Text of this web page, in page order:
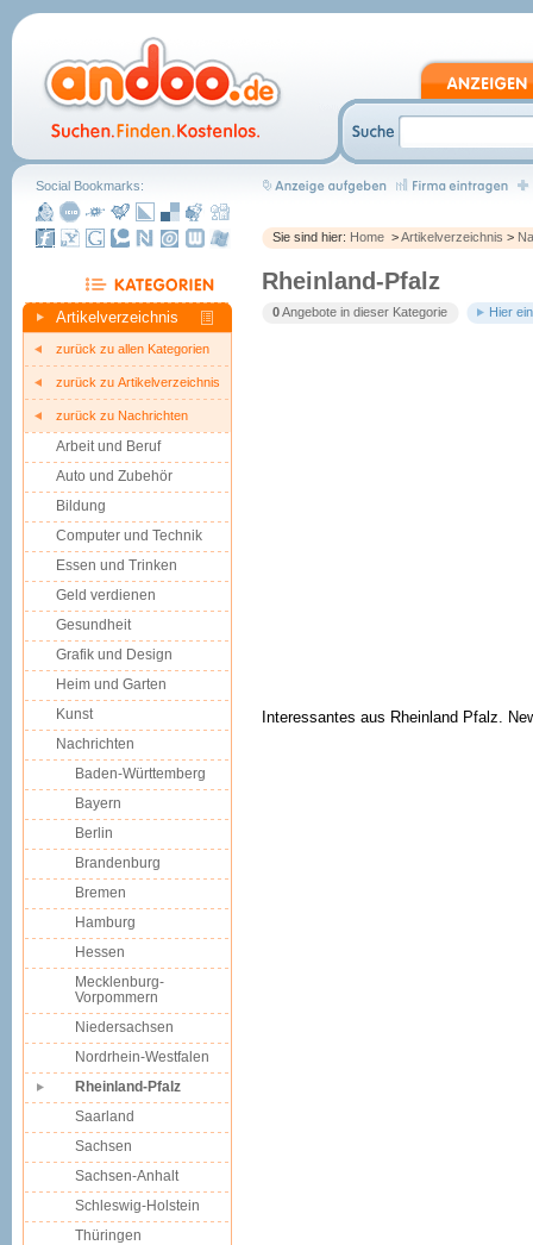
Sie sind hier: Home >Artikelverzeichnis >
Rheinland-Pfalz
0Angebote in dieser Kategorie Hier
Interessantes aus Rheinland Pfalz.
Social Bookmarks:
Artikelverzeichnis
zurück zu allen Kategorien
zurück zu Artikelverzeichnis
zurück zu Nachrichten
Arbeit und Beruf
Auto und Zubehör
Bildung
Computer und Technik
Essen und Trinken
Geld verdienen
Gesundheit
Grafik und Design
Heim und Garten
Kunst
Nachrichten
Baden-Württemberg
Bayern
Berlin
Brandenburg
Bremen
Hamburg
Hessen
Mecklenburg-
Vorpommern
Niedersachsen
Nordrhein-Westfalen
Rheinland-Pfalz
Saarland
Sachsen
Sachsen-Anhalt
Schleswig-Holstein
Thüringen